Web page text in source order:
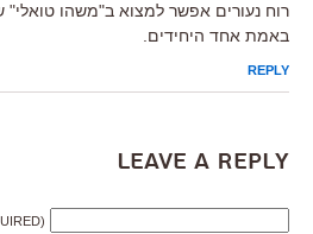
רוח נעורים אפשר למצוא ב"משהו טואלי"
באמת אחד היחידים.
REPLY
Leave a Reply